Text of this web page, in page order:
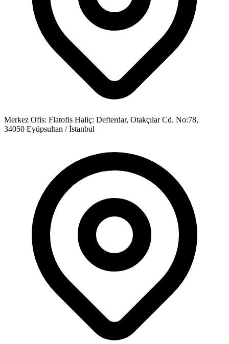
Merkez Ofis: Flatofis Haliç: Defterdar, Otakçılar Cd. No:78,
34050 Eyüpsultan / İstanbul